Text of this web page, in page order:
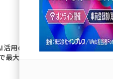
用のカギ
最大化